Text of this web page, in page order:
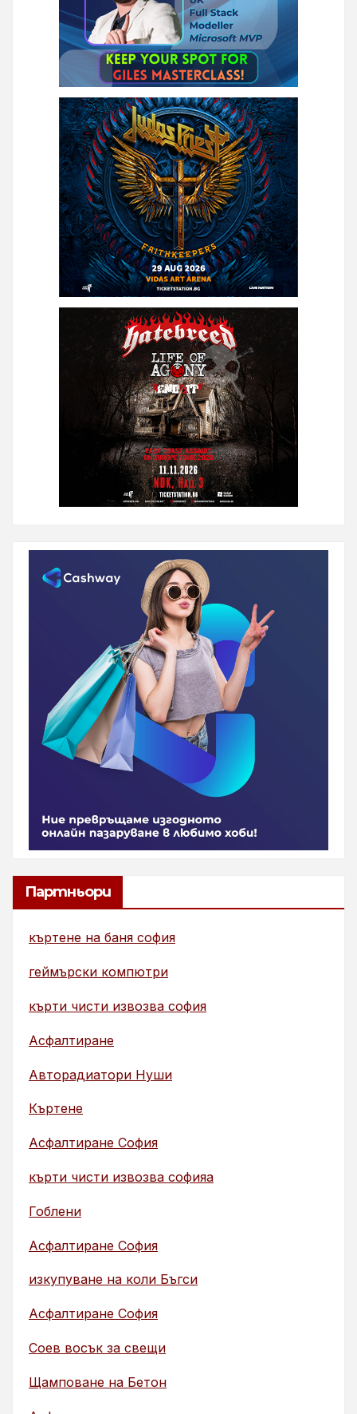
Партньори
къртене на баня софия
геймърски компютри
кърти чисти извозва софия
Асфалтиране
Авторадиатори Нуши
Къртене
Асфалтиране София
кърти чисти извозва софияа
Гоблени
Асфалтиране София
изкупуване на коли Бъгси
Асфалтиране София
Соев восък за свещи
Щамповане на Бетон